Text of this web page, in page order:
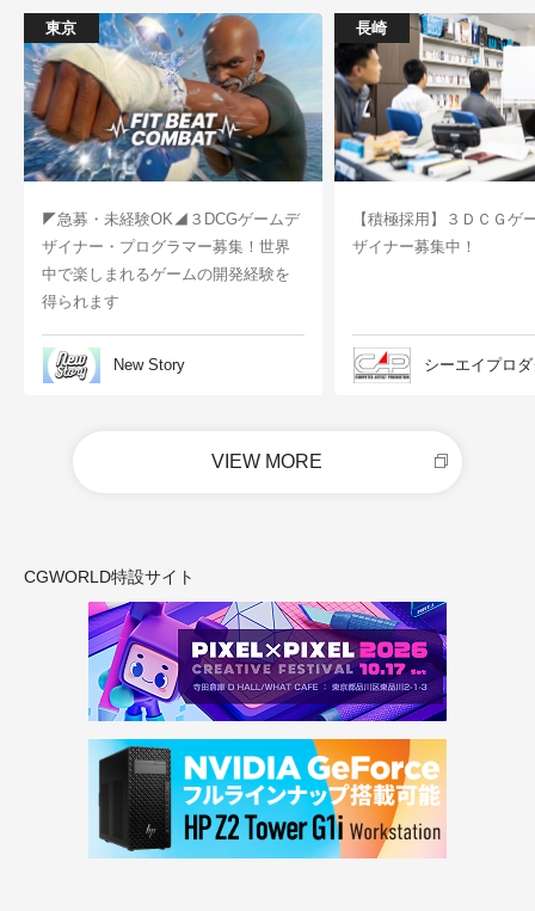
東京
◤急募・未経験OK◢３DCGゲームデ
ザイナー・プログラマー募集！世界
中で楽しまれるゲームの開発経験を
得られます
New Story
長崎
【積極採用】３ＤＣＧゲ
ザイナー募集中！
シーエイプロ
VIEW MORE
CGWORLD特設サイト